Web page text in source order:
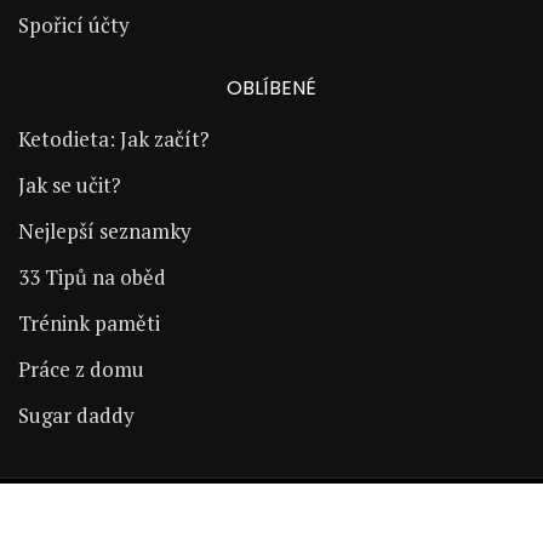
Spořicí účty
OBLÍBENÉ
Ketodieta: Jak začít?
Jak se učit?
Nejlepší seznamky
33 Tipů na oběd
Trénink paměti
Práce z domu
Sugar daddy